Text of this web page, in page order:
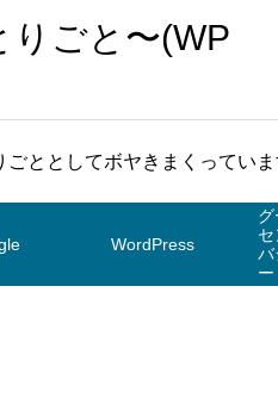
りごと〜(WP
ととしてボヤきまくってい
WordPress
バ
ー